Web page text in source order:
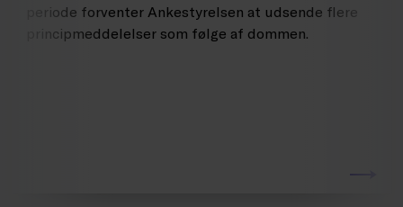
periode forventer Ankestyrelsen at udsende flere
principmeddelelser som følge af dommen.